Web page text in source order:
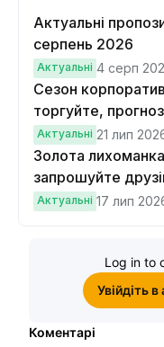
Актуальні
серпень 2026
Актуальні 4 серп
Сезон
торгуйте,
вигравайте
Актуальні 21 лип
Золота
запрошуйте
депозит на $100 і
Актуальні 17 лип
Log in to
Увійдіть
Коментарі